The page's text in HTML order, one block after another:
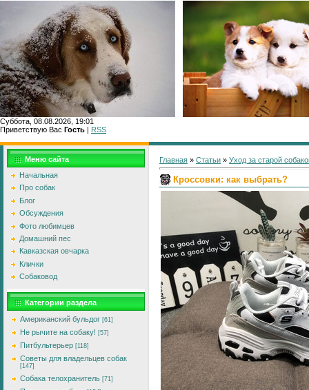
Суббота, 08.08.2026, 19:01
Приветствую Вас Гость | RSS
Меню сайта
Начальная
Про собак
Блог
Обсуждения
Фото любимцев
Домашний пес
Кавказская овчарка
Клички
Собаковод
Категории раздела
Американский бульдог [61]
Не рычите на собаку! [57]
Питбультерьер [118]
Советы для владельцев собак
[147]
Собака телохранитель [71]
Главная » Статьи » Уход за старой
Кроссовки: как выбрать?